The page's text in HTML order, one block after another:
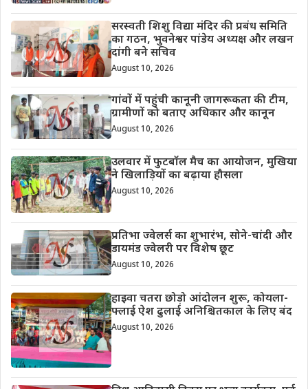
सरस्वती शिशु विद्या मंदिर की प्रबंध समिति
का गठन, भुवनेश्वर पांडेय अध्यक्ष और लखन
दांगी बने सचिव
August 10, 2026
गांवों में पहुंची कानूनी जागरूकता की टीम,
ग्रामीणों को बताए अधिकार और कानून
August 10, 2026
उलवार में फुटबॉल मैच का आयोजन, मुखिया
ने खिलाड़ियों का बढ़ाया हौसला
August 10, 2026
प्रतिभा ज्वेलर्स का शुभारंभ, सोने-चांदी और
डायमंड ज्वेलरी पर विशेष छूट
August 10, 2026
हाइवा चतरा छोड़ो आंदोलन शुरू, कोयला-
फ्लाई ऐश ढुलाई अनिश्चितकाल के लिए बंद
August 10, 2026